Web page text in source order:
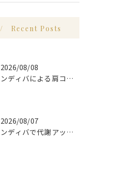
Recent Posts
2026/08/08
インディバによる肩コリ施術の効果と回数の目安を徹底解説
2026/08/07
インディバで代謝アップ体験効果とビフォーアフター徹底解説